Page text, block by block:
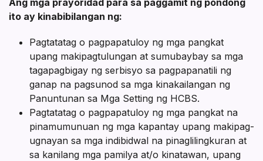
ito ay kinabibilangan ng:
Pagtatatag o pagpapatuloy ng mga pangkat
upang makipagtulungan at sumubaybay sa mga
tagapagbigay ng serbisyo sa pagpapanatili ng
ganap na pagsunod sa mga kinakailangan ng
Panuntunan sa Mga Setting ng HCBS.
Pagtatatag o pagpapatuloy ng mga pangkat na
pinamumunuan ng mga kapantay upang makipag-
ugnayan sa mga indibidwal na pinaglilingkuran at
sa kanilang mga pamilya at/o kinatawan, upang